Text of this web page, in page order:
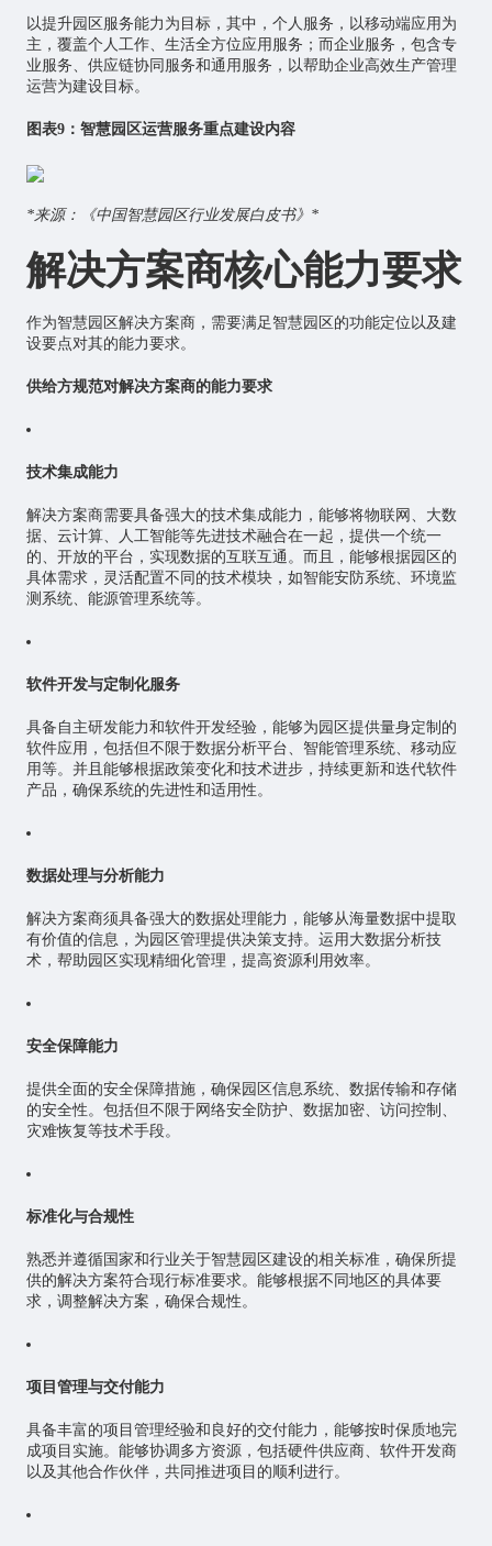
以提升园区服务能力为目标，其中，个人服务，以移动端应用为
主，覆盖个人工作、生活全方位应用服务；而企业服务，包含专
业服务、供应链协同服务和通用服务，以帮助企业高效生产管理
运营为建设目标。
图表9：智慧园区运营服务重点建设内容
*来源：《中国智慧园区行业发展白皮书》*
解决方案商核心能力要求
作为智慧园区解决方案商，需要满足智慧园区的功能定位以及建
设要点对其的能力要求。
供给方规范对解决方案商的能力要求
技术集成能力
解决方案商需要具备强大的技术集成能力，能够将物联网 、大数
据、云计算、
人工智能等先进技术融合在一起，提供一个统一
的、开放的平台，实现数据的互联互通。而且，能够根据园区的
具体需求，灵活配置不同的技术模块，如智能安防系统、环境监
测系统、能源管理系统等。
软件开发与定制化服务
具备自主研发能力和软件开发经验，能够为园区提供量身定制的
软件应用，包括但不限于数据分析平台、智能管理系统、移动应
用等。并且能够根据政策变化和技术进步，持续更新和迭代软件
产品，确保系统的先进性和适用性。
数据处理与分析能力
解决方案商须具备强大的数据处理能力，能够从海量数据中提取
有价值的信息，为园区管理提供决策支持。运用大数据分析技
术，帮助园区实现精细化管理，提高资源利用效率。
安全保障能力
提供全面的安全保障措施，确保园区信息系统、数据传输和存储
的安全性。包括但不限于网络安全防护、数据加密、访问控制、
灾难恢复等技术手段。
标准化与合规性
熟悉并遵循国家和行业关于智慧园区建设的相关标准，确保所提
供的解决方案符合现行标准要求。能够根据不同地区的具体要
求，调整解决方案，确保合规性。
项目管理与交付能力
具备丰富的项目管理经验和良好的交付能力，能够按时保质地完
成项目实施。能够协调多方资源，包括硬件供应商、软件开发商
以及其他合作伙伴，共同推进项目的顺利进行。